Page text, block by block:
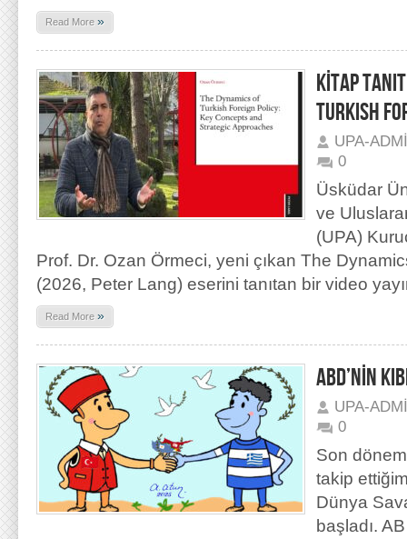
Read More »
KİTAP
TURKISH
UPA-
0
Üsküdar
ve
(UPA)
Prof. Dr. Ozan Örmeci, yeni çıkan The
(2026, Peter Lang) eserini tanıtan bir video
Read More »
ABD’NİN
UPA-
0
Son
takip
Dünya
başladı.